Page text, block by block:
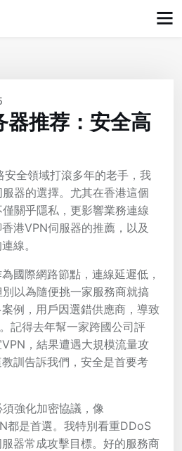
推荐：安全高
全領域打滾多年的老手，我
器的選擇。尤其在香港這個
關乎隱私，更影響業務連線
港VPN伺服器的推薦，以及
線。
國際網路節點，連線延遲低，
以為隨便挑一家服務商就搞
例，用戶因選錯供應商，導致
記得去年幫一家跨國公司評
，結果遭遇大規模流量攻
訓告訴我們，安全是首要考
強化加密協議，像
都是首選。我特別看重DDoS
器常成攻擊目標。好的服務商